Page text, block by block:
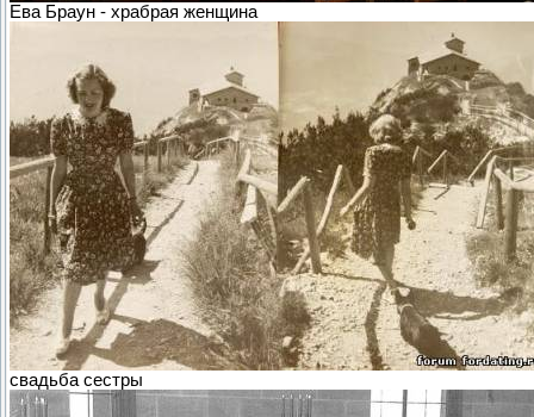
Ева Браун - храбрая женщина
свадьба сестры